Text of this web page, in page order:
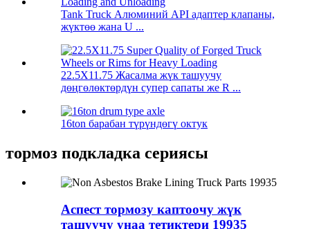
Tank Truck Алюминий API адаптер клапаны,
жүктөө жана U ...
22.5X11.75 Жасалма жүк ташуучу
дөңгөлөктөрдүн супер сапаты же R ...
16ton барабан түрүндөгү октук
тормоз подкладка сериясы
Аспест тормозу каптоочу жүк
ташуучу унаа тетиктери 19935